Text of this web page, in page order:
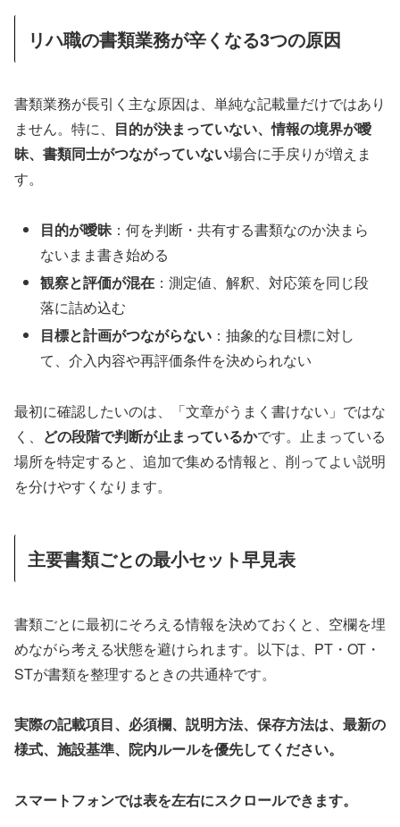
リハ職の書類業務が辛くなる3つの原因
書類業務が長引く主な原因は、単純な記載量だけではあり
ません。特に、 目的が決まっていない、情報の境界が曖
昧、書類同士がつながっていない場合に手戻りが増えま
す。
目的が曖昧 ：何を判断・共有する書類なのか決まら
ないまま書き始める
観察と評価が混在 ：測定値、解釈、対応策を同じ段
落に詰め込む
目標と計画がつながらない ：抽象的な目標に対し
て、介入内容や再評価条件を決められない
最初に確認したいのは、「文章がうまく書けない」ではな
く、 どの段階で判断が止まっているかです。止まっている
場所を特定すると、追加で集める情報と、削ってよい説明
を分けやすくなります。
主要書類ごとの最小セット早見表
書類ごとに最初にそろえる情報を決めておくと、空欄を埋
めながら考える状態を避けられます。以下は、PT・OT・
STが書類を整理するときの共通枠です。
実際の記載項目、必須欄、説明方法、保存方法は、最新の
様式、施設基準、院内ルールを優先してください。
スマートフォンでは表を左右にスクロールできます。